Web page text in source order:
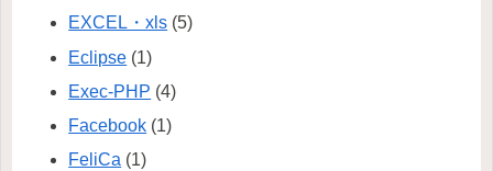
EXCEL・xls (5)
Eclipse (1)
Exec-PHP (4)
Facebook (1)
FeliCa (1)